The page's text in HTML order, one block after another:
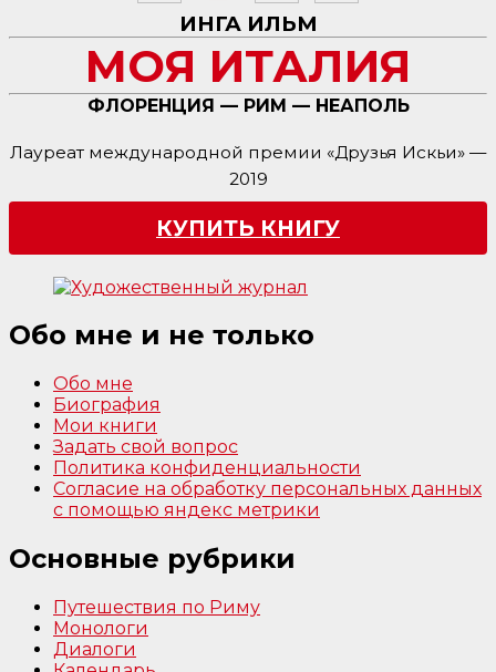
ИНГА ИЛЬМ
МОЯ ИТАЛИЯ
ФЛОРЕНЦИЯ — РИМ — НЕАПОЛЬ
Лауреат международной премии «Друзья Искьи» —
2019
КУПИТЬ КНИГУ
Обо мне и не только
Обо мне
Биография
Мои книги
Задать свой вопрос
Политика конфиденциальности
Согласие на обработку персональных данных
с помощью яндекс метрики
Основные рубрики
Путешествия по Риму
Монологи
Диалоги